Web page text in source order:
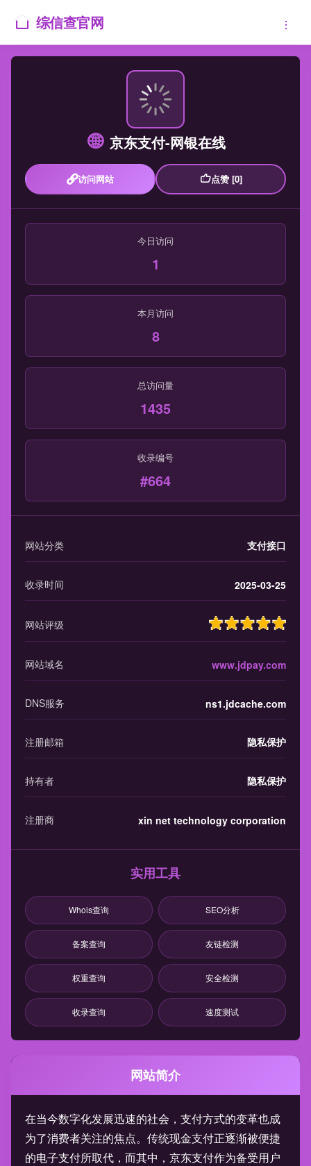
综信查官网
京东支付-网银在线
访问网站 点赞 [0]
今日访问
1
本月访问
8
总访问量
1435
收录编号
#664
网站分类 支付接口
收录时间 2025-03-25
网站评级
网站域名 www.jdpay.com
DNS服务 ns1.jdcache.com
注册邮箱 隐私保护
持有者 隐私保护
注册商 xin net technology corporation
实用工具
Whois查询 SEO分析
备案查询 友链检测
权重查询 安全检测
收录查询 速度测试
网站简介
在当今数字化发展迅速的社会，支付方式的变革也成
为了消费者关注的焦点。传统现金支付正逐渐被便捷
的电子支付所取代，而其中，京东支付作为备受用户